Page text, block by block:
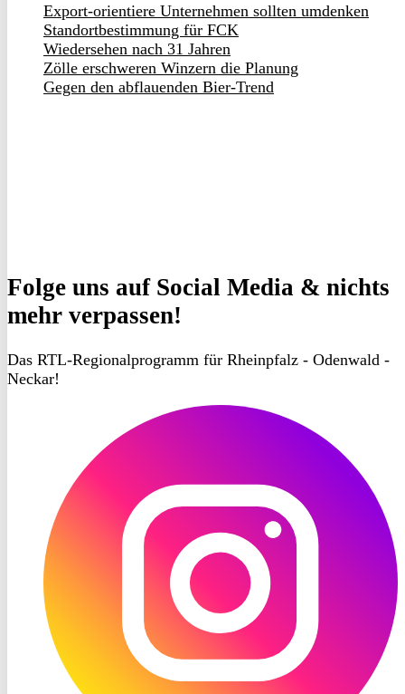
Export-orientiere Unternehmen sollten umdenken
Standortbestimmung für FCK
Wiedersehen nach 31 Jahren
Zölle erschweren Winzern die Planung
Gegen den abflauenden Bier-Trend
Folge uns auf Social Media & nichts
mehr verpassen!
Das RTL-Regionalprogramm für Rheinpfalz - Odenwald -
Neckar!
Instagram